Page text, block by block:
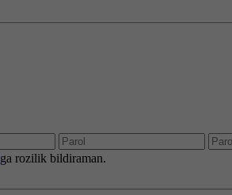
ga rozilik bildiraman.